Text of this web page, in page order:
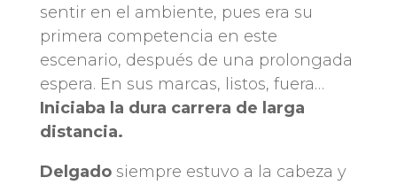
sentir en el ambiente, pues era su
primera competencia en este
escenario, después de una prolongada
espera. En sus marcas, listos, fuera…
Iniciaba la dura carrera de larga
distancia.
Delgadosiempre estuvo a la cabeza y